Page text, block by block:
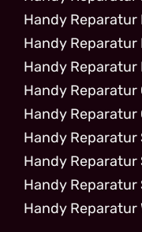
Handy Reparatur
Handy Reparatur
Handy Reparatur
Handy Reparatur
Handy
Handy Reparatur
Handy Reparatur
Handy Reparatur
Handy Reparatur